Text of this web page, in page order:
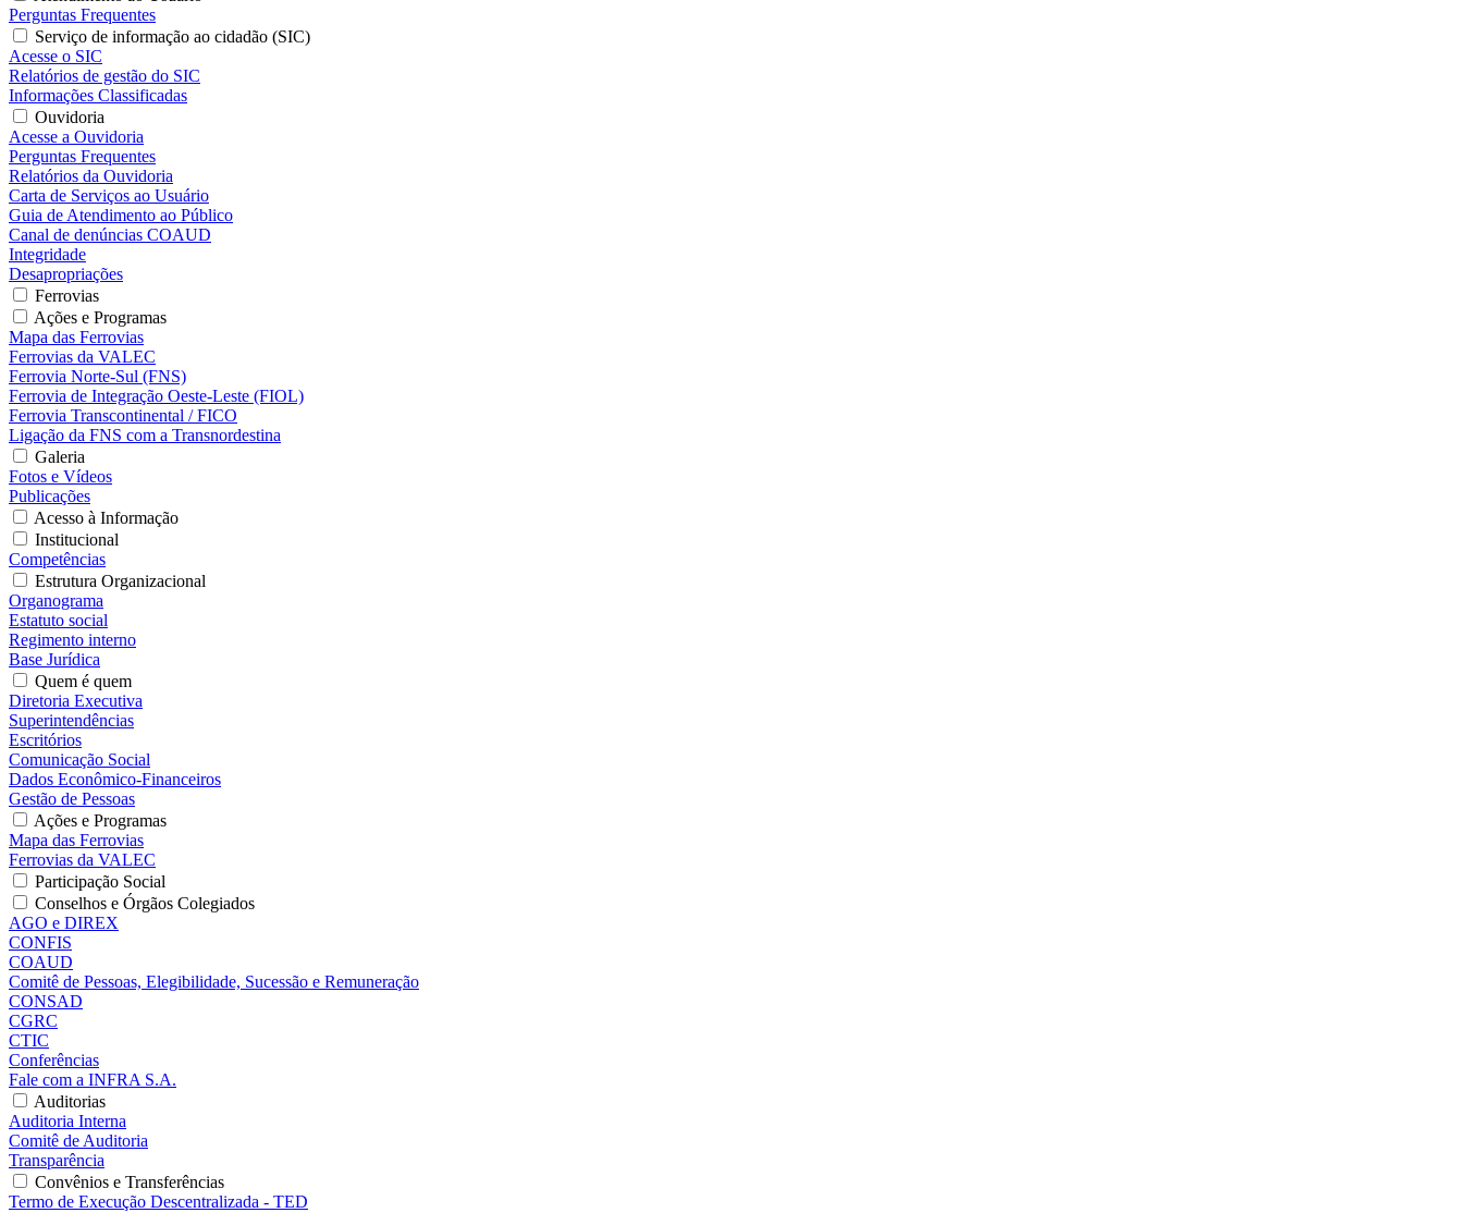
Perguntas Frequentes
Serviço de informação ao cidadão (SIC)
Acesse o SIC
Relatórios de gestão do SIC
Informações Classificadas
Ouvidoria
Acesse a Ouvidoria
Perguntas Frequentes
Relatórios da Ouvidoria
Carta de Serviços ao Usuário
Guia de Atendimento ao Público
Canal de denúncias COAUD
Integridade
Desapropriações
Ferrovias
Ações e Programas
Mapa das Ferrovias
Ferrovias da VALEC
Ferrovia Norte-Sul (FNS)
Ferrovia de Integração Oeste-Leste (FIOL)
Ferrovia Transcontinental / FICO
Ligação da FNS com a Transnordestina
Galeria
Fotos e Vídeos
Publicações
Acesso à Informação
Institucional
Competências
Estrutura Organizacional
Organograma
Estatuto social
Regimento interno
Base Jurídica
Quem é quem
Diretoria Executiva
Superintendências
Escritórios
Comunicação Social
Dados Econômico-Financeiros
Gestão de Pessoas
Ações e Programas
Mapa das Ferrovias
Ferrovias da VALEC
Participação Social
Conselhos e Órgãos Colegiados
AGO e DIREX
CONFIS
COAUD
Comitê de Pessoas, Elegibilidade, Sucessão e Remuneração
CONSAD
CGRC
CTIC
Conferências
Fale com a INFRA S.A.
Auditorias
Auditoria Interna
Comitê de Auditoria
Transparência
Convênios e Transferências
Termo de Execução Descentralizada - TED